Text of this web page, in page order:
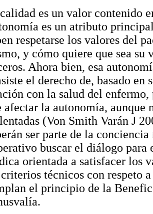
es un valor contenido
es un atributo
respetarse los valores del
y cómo quiere que sea su
Ahora bien, esa
el derecho de, basado
con la salud del
afectar la autonomía, aunque
(Von Smith Varán J
ser parte de la
buscar el diálogo
orientada a satisfacer los
técnicos con respeto
el principio de la